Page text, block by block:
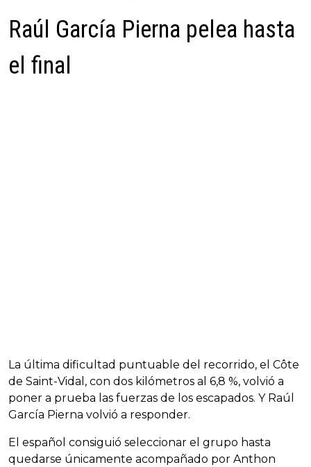
Raúl García Pierna pelea hasta
el final
La última dificultad puntuable del recorrido, el Côte
de Saint-Vidal, con dos kilómetros al 6,8 %, volvió a
poner a prueba las fuerzas de los escapados. Y Raúl
García Pierna volvió a responder.
El español consiguió seleccionar el grupo hasta
quedarse únicamente acompañado por Anthon